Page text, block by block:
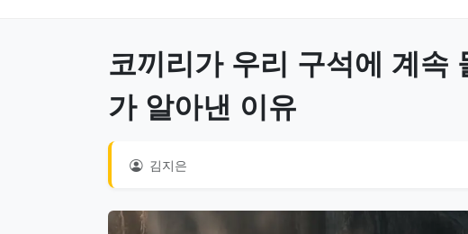
코끼리가 우리 구석에 계속
가 알아낸 이유
김지은